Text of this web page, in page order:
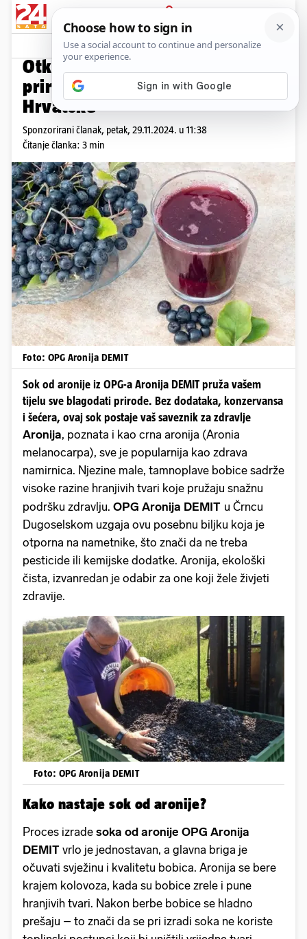
PRIJAVA
Promo sadržaj
Otkrijte tajnu zdravlja: 100%
prirodni sok od aronije iz srca
Hrvatske
Sponzorirani članak, petak, 29.11.2024. u 11:38
Čitanje članka: 3 min
Foto: OPG Aronija DEMIT
Sok od aronije iz OPG-a Aronija DEMIT pruža vašem
tijelu sve blagodati prirode. Bez dodataka, konzervansa
i šećera, ovaj sok postaje vaš saveznik za zdravlje
Aronija, poznata i kao crna aronija (Aronia
melanocarpa), sve je popularnija kao zdrava
namirnica. Njezine male, tamnoplave bobice sadrže
visoke razine hranjivih tvari koje pružaju snažnu
podršku zdravlju. OPG Aronija DEMIT u Črncu
Dugoselskom uzgaja ovu posebnu biljku koja je
otporna na nametnike, što znači da ne treba
pesticide ili kemijske dodatke. Aronija, ekološki
čista, izvanredan je odabir za one koji žele živjeti
zdravije.
Foto: OPG Aronija DEMIT
Kako nastaje sok od aronije?
Proces izrade soka od aronije OPG Aronija
DEMIT vrlo je jednostavan, a glavna briga je
očuvati svježinu i kvalitetu bobica. Aronija se bere
krajem kolovoza, kada su bobice zrele i pune
hranjivih tvari. Nakon berbe bobice se hladno
prešaju – to znači da se pri izradi soka ne koriste